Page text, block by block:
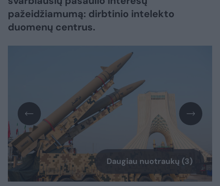
pažeidžiamumą: dirbtinio intelekto
duomenų centrus.
Daugiau nuotraukų (3)